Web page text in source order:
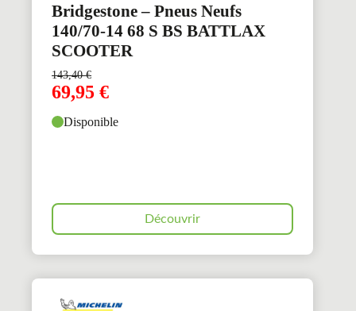
Bridgestone – Pneus Neufs
140/70-14 68 S BS BATTLAX
SCOOTER
143,40€
69,95 €
Disponible
Découvrir